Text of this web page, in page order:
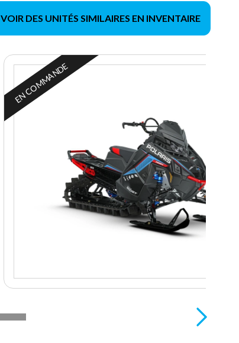
VOIR DES UNITÉS SIMILAIRES EN INVENTAIRE
EN COMMANDE